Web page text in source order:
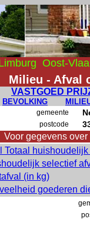
Oost-
Milieu - Afval
VASTGOED
BEVOLKING
gemeente
postcode
Voor gegevens
Totaal
selectief
(in kg)
goederen